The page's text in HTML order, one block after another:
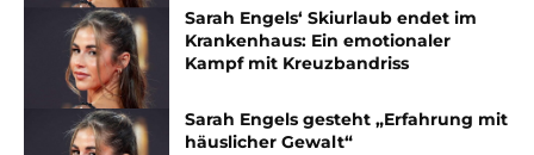
Sarah Engels‘ Skiurlaub endet im
Krankenhaus: Ein emotionaler
Kampf mit Kreuzbandriss
Sarah Engels gesteht „Erfahrung mit
häuslicher Gewalt“